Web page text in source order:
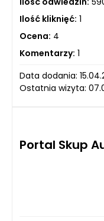
Ilość kliknięć: 1
Ocena: 4
Komentarzy: 1
Data dodania:
Ostatnia wizyta:
Portal Skup